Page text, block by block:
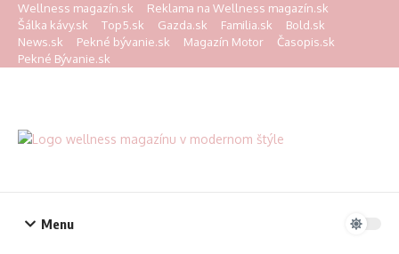
Preskočiť na obsah
Wellness magazín.sk
Reklama na Wellness magazín.sk
Šálka kávy.sk
Top5.sk Gazda.sk Familia.sk
Bold.sk
News.sk
Pekné bývanie.sk Magazín Motor
Časopis.sk
Pekné Bývanie.sk
Menu